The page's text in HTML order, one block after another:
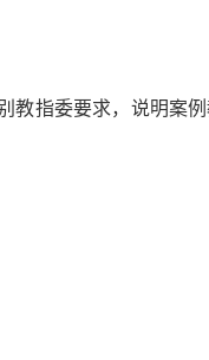
教指委要求，说明案